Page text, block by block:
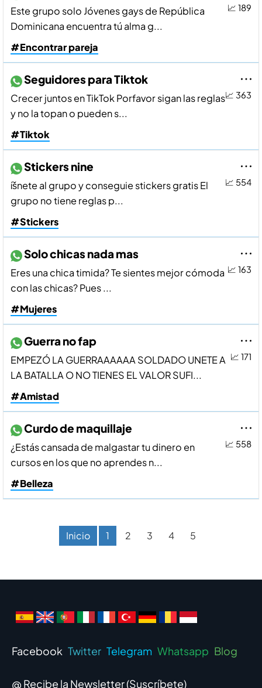
📈 189
Este grupo solo Jóvenes gays de República
Dominicana encuentra tú alma g...
#Encontrar pareja
📈 363
Seguidores para Tiktok
Crecer juntos en TikTok Porfavor sigan las reglas
y no la topan o pueden s...
#Tiktok
📈 554
Stickers nine
íšnete al grupo y conseguie stickers gratis El
grupo no tiene reglas p...
#Stickers
📈 163
Solo chicas nada mas
Eres una chica timida? Te sientes mejor cómoda
con las chicas? Pues ...
#Mujeres
📈 171
Guerra no fap
EMPEZÓ LA GUERRAAAAAA SOLDADO UNETE A
LA BATALLA O NO TIENES EL VALOR SUFI...
#Amistad
📈 558
Curdo de maquillaje
¿Estás cansada de malgastar tu dinero en
cursos en los que no aprendes n...
#Belleza
Inicio 1 2 3 4 5
Facebook Twitter Telegram Whatsapp Blog
@ Recibe la Newsletter (Suscríbete)